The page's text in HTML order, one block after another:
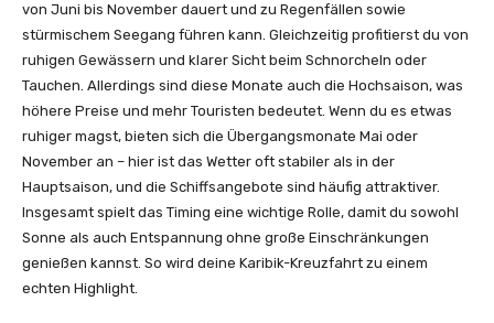
von Juni bis November dauert und zu Regenfällen sowie
stürmischem Seegang führen kann. Gleichzeitig profitierst du von
ruhigen Gewässern und klarer Sicht beim Schnorcheln oder
Tauchen. Allerdings sind diese Monate auch die Hochsaison, was
höhere Preise und mehr Touristen bedeutet. Wenn du es etwas
ruhiger magst, bieten sich die Übergangsmonate Mai oder
November an – hier ist das Wetter oft stabiler als in der
Hauptsaison, und die Schiffsangebote sind häufig attraktiver.
Insgesamt spielt das Timing eine wichtige Rolle, damit du sowohl
Sonne als auch Entspannung ohne große Einschränkungen
genießen kannst. So wird deine Karibik-Kreuzfahrt zu einem
echten Highlight.